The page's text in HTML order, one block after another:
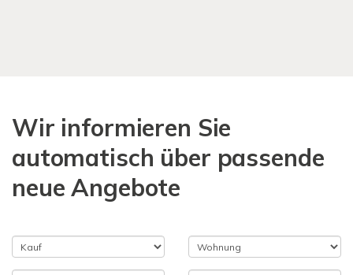
Wir informieren Sie
automatisch über passende
neue Angebote